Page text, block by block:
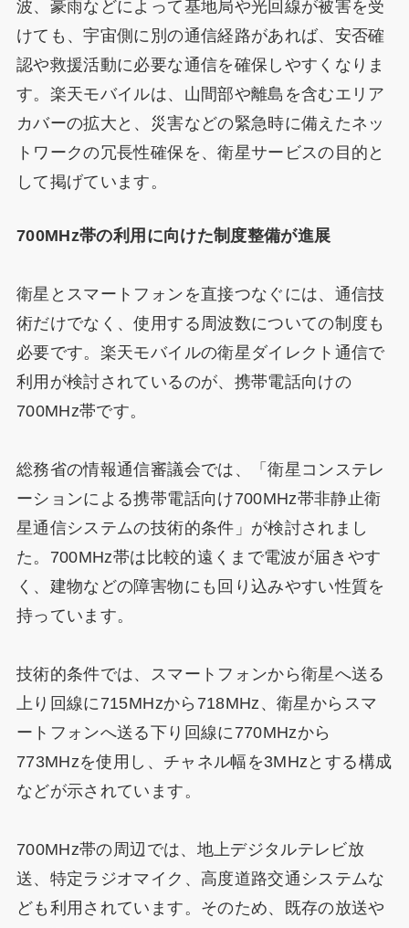
波、豪雨などによって基地局や光回線が被害を受
けても、宇宙側に別の通信経路があれば、安否確
認や救援活動に必要な通信を確保しやすくなりま
す。楽天モバイルは、山間部や離島を含むエリア
カバーの拡大と、災害などの緊急時に備えたネッ
トワークの冗長性確保を、衛星サービスの目的と
して掲げています。
700MHz帯の利用に向けた制度整備が進展
衛星とスマートフォンを直接つなぐには、通信技
術だけでなく、使用する周波数についての制度も
必要です。楽天モバイルの衛星ダイレクト通信で
利用が検討されているのが、携帯電話向けの
700MHz帯です。
総務省の情報通信審議会では、「衛星コンステレ
ーションによる携帯電話向け700MHz帯非静止衛
星通信システムの技術的条件」が検討されまし
た。700MHz帯は比較的遠くまで電波が届きやす
く、建物などの障害物にも回り込みやすい性質を
持っています。
技術的条件では、スマートフォンから衛星へ送る
上り回線に715MHzから718MHz、衛星からスマ
ートフォンへ送る下り回線に770MHzから
773MHzを使用し、チャネル幅を3MHzとする構成
などが示されています。
700MHz帯の周辺では、地上デジタルテレビ放
送、特定ラジオマイク、高度道路交通システムな
ども利用されています。そのため、既存の放送や